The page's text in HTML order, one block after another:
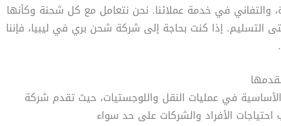
والتفاني في خدمة عملائنا. نحن نتعامل مع كل شحنة وكأنها
التسليم. إذا كنت بحاجة إلى شركة شحن بري في ليبيا، فإننا
في عمليات النقل واللوجستيات، حيث تقدم شركة
الأفراد والشركات على حد سواء